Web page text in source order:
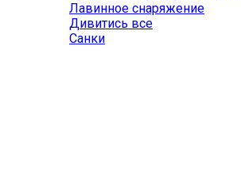
Лавинное снаряжение
Дивитись все
Санки